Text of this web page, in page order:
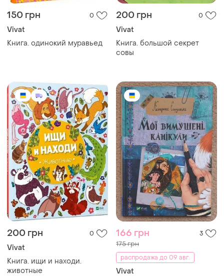
150 грн 0
Vivat
Книга. одинокий муравьед
200 грн 0
Vivat
Книга. большой секрет
совы
200 грн 0
Vivat
Книга. ищи и находи.
животные
166 грн 3
175 грн
распродажа до 09 авг.
Vivat